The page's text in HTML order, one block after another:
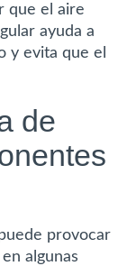
que el aire
ayuda a
y evita que el
de
provocar
algunas